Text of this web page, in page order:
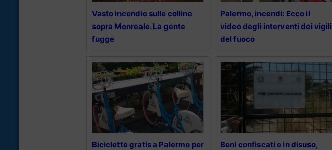
Vasto incendio sulle colline
sopra Monreale. La gente
fugge
Palermo, incendi: Ecco il
video degli interventi dei vigili
del fuoco
Biciclette gratis a Palermo per
Beni confiscati e in disuso,